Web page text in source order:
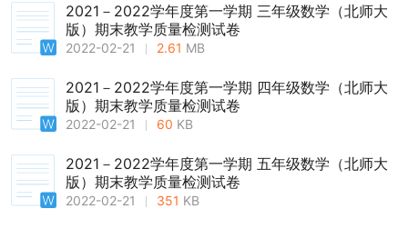
2021－2022学年度第一学期 三年级数学（北师大
版）期末教学质量检测试卷
2022-02-21 2.61 MB
2021－2022学年度第一学期 四年级数学（北师大
版）期末教学质量检测试卷
2022-02-21 60 KB
2021－2022学年度第一学期 五年级数学（北师大
版）期末教学质量检测试卷
2022-02-21 351 KB